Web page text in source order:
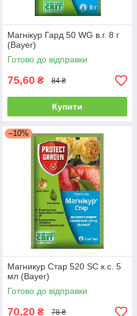
Магнікур Гард 50 WG в.г. 8 г
(Bayer)
Готово до відправки
75,60 ₴ 84 ₴
Купити
–10%
Магникур Стар 520 SC к.с. 5
мл (Bayer)
Готово до відправки
70,20 ₴ 78 ₴